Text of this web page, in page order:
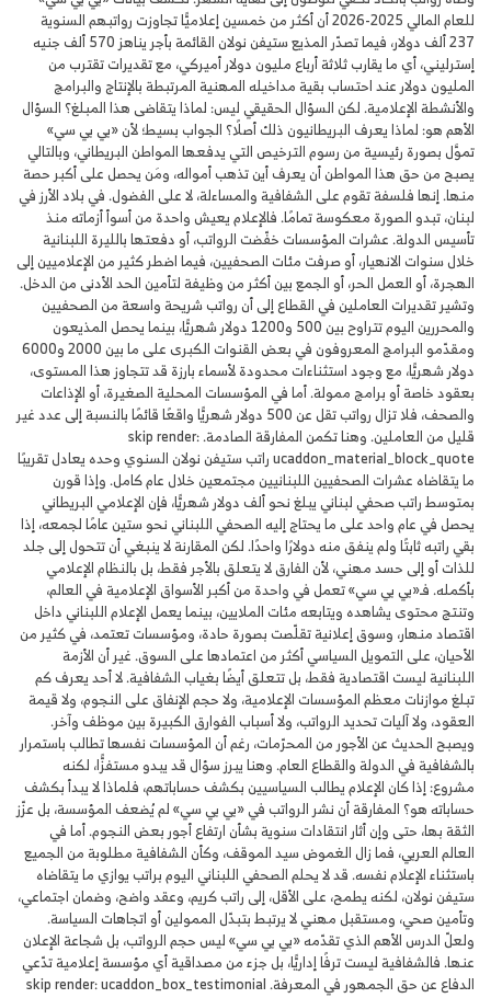
للعام المالي 2025-2026 أن أكثر من خمسين إعلاميًّا تجاوزت رواتبهم السنوية
237 ألف دولار، فيما تصدّر المذيع ستيفن نولان القائمة بأجر يناهز 570 ألف جنيه
إسترليني، أي ما يقارب ثلاثة أرباع مليون دولار أميركي، مع تقديرات تقترب من
المليون دولار عند احتساب بقية مداخيله المهنية المرتبطة بالإنتاج والبرامج
والأنشطة الإعلامية. لكن السؤال الحقيقي ليس: لماذا يتقاضى هذا المبلغ؟ السؤال
الأهم هو: لماذا يعرف البريطانيون ذلك أصلًا؟ الجواب بسيط؛ لأن «بي بي سي»
تموَّل بصورة رئيسية من رسوم الترخيص التي يدفعها المواطن البريطاني، وبالتالي
يصبح من حق هذا المواطن أن يعرف أين تذهب أمواله، ومَن يحصل على أكبر حصة
منها. إنها فلسفة تقوم على الشفافية والمساءلة، لا على الفضول. في بلاد الأرز في
لبنان، تبدو الصورة معكوسة تمامًا. فالإعلام يعيش واحدة من أسوأ أزماته منذ
تأسيس الدولة. عشرات المؤسسات خفّضت الرواتب، أو دفعتها بالليرة اللبنانية
خلال سنوات الانهيار، أو صرفت مئات الصحفيين، فيما اضطر كثير من الإعلاميين إلى
الهجرة، أو العمل الحر، أو الجمع بين أكثر من وظيفة لتأمين الحد الأدنى من الدخل.
وتشير تقديرات العاملين في القطاع إلى أن رواتب شريحة واسعة من الصحفيين
والمحررين اليوم تتراوح بين 500 و1200 دولار شهريًّا، بينما يحصل المذيعون
ومقدّمو البرامج المعروفون في بعض القنوات الكبرى على ما بين 2000 و6000
دولار شهريًّا، مع وجود استثناءات محدودة لأسماء بارزة قد تتجاوز هذا المستوى،
بعقود خاصة أو برامج ممولة. أما في المؤسسات المحلية الصغيرة، أو الإذاعات
والصحف، فلا تزال رواتب تقل عن 500 دولار شهريًّا واقعًا قائمًا بالنسبة إلى عدد غير
قليل من العاملين. وهنا تكمن المفارقة الصادمة. skip render:
ucaddon_material_block_quote راتب ستيفن نولان السنوي وحده يعادل تقريبًا
ما يتقاضاه عشرات الصحفيين اللبنانيين مجتمعين خلال عام كامل. وإذا قورن
بمتوسط راتب صحفي لبناني يبلغ نحو ألف دولار شهريًّا، فإن الإعلامي البريطاني
يحصل في عام واحد على ما يحتاج إليه الصحفي اللبناني نحو ستين عامًا لجمعه، إذا
بقي راتبه ثابتًا ولم ينفق منه دولارًا واحدًا. لكن المقارنة لا ينبغي أن تتحول إلى جلد
للذات أو إلى حسد مهني، لأن الفارق لا يتعلق بالأجر فقط، بل بالنظام الإعلامي
بأكمله. فـ«بي بي سي» تعمل في واحدة من أكبر الأسواق الإعلامية في العالم،
وتنتج محتوى يشاهده ويتابعه مئات الملايين، بينما يعمل الإعلام اللبناني داخل
اقتصاد منهار، وسوق إعلانية تقلّصت بصورة حادة، ومؤسسات تعتمد، في كثير من
الأحيان، على التمويل السياسي أكثر من اعتمادها على السوق. غير أن الأزمة
اللبنانية ليست اقتصادية فقط، بل تتعلق أيضًا بغياب الشفافية. لا أحد يعرف كم
تبلغ موازنات معظم المؤسسات الإعلامية، ولا حجم الإنفاق على النجوم، ولا قيمة
العقود، ولا آليات تحديد الرواتب، ولا أسباب الفوارق الكبيرة بين موظف وآخر.
ويصبح الحديث عن الأجور من المحرّمات، رغم أن المؤسسات نفسها تطالب باستمرار
بالشفافية في الدولة والقطاع العام. وهنا يبرز سؤال قد يبدو مستفزًّا، لكنه
مشروع: إذا كان الإعلام يطالب السياسيين بكشف حساباتهم، فلماذا لا يبدأ بكشف
حساباته هو؟ المفارقة أن نشر الرواتب في «بي بي سي» لم يُضعف المؤسسة، بل عزّز
الثقة بها، حتى وإن أثار انتقادات سنوية بشأن ارتفاع أجور بعض النجوم. أما في
العالم العربي، فما زال الغموض سيد الموقف، وكأن الشفافية مطلوبة من الجميع
باستثناء الإعلام نفسه. قد لا يحلم الصحفي اللبناني اليوم براتب يوازي ما يتقاضاه
ستيفن نولان، لكنه يطمح، على الأقل، إلى راتب كريم، وعقد واضح، وضمان اجتماعي،
وتأمين صحي، ومستقبل مهني لا يرتبط بتبدّل الممولين أو اتجاهات السياسة.
ولعلّ الدرس الأهم الذي تقدّمه «بي بي سي» ليس حجم الرواتب، بل شجاعة الإعلان
عنها. فالشفافية ليست ترفًا إداريًّا، بل جزء من مصداقية أي مؤسسة إعلامية تدّعي
الدفاع عن حق الجمهور في المعرفة. skip render: ucaddon_box_testimonial